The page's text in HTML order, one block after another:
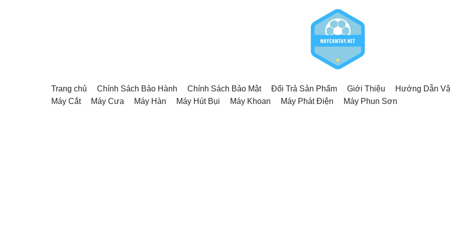
Trang chủ Chính Sách Bảo Hành Chính Sách Bảo Mật Đổi Trả Sản Phẩm Giới Thiệu Hướng Dẫn
Máy Cắt
Máy Cưa Máy Hàn Máy Hút Bụi Máy Khoan Máy Phát Điện Máy Phun Sơn